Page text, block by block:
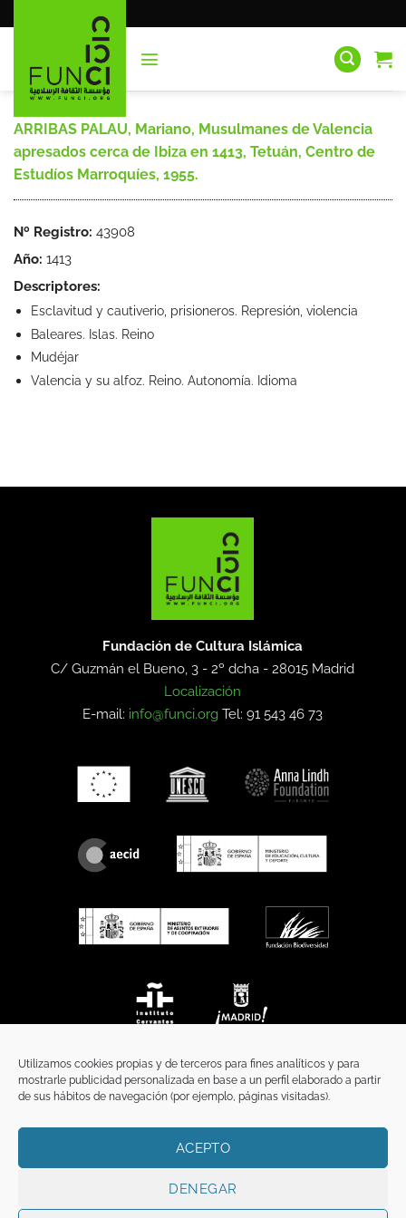
Utilizamos cookies propias y de terceros para fines analíticos y para
mostrarle publicidad personalizada en base a un perfil elaborado a partir
de sus hábitos de navegación (por ejemplo, páginas visitadas).
ACEPTO
DENEGAR
al
ARRIBAS PALAU, Mariano, Musulmanes de Valencia
apresados cerca de Ibiza en 1413, Tetuán, Centro de
Estudíos Marroquíes, 1955.
Nº Registro: 43908
Año: 1413
Descriptores:
Esclavitud y cautiverio, prisioneros. Represión, violencia
Baleares. Islas. Reino
Mudéjar
Valencia y su alfoz. Reino. Autonomía. Idioma
Fundación de Cultura Islámica
C/ Guzmán el Bueno, 3 - 2º dcha -28015 Madrid
Localización
E-mail: info@funci.org Tel: 91 543 46 73
TÉRMINOS Y CONDICIONES
Copyright 2026 ©FunciFUNCI es titular de los derechos de propiedad